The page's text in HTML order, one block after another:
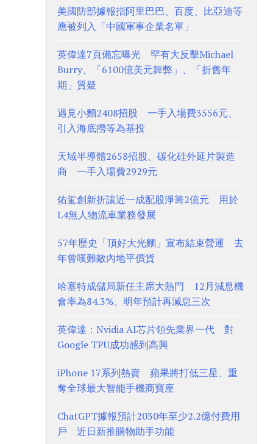
美國防部據報指阿里巴巴、百度、比亞迪等
應被列入「中國軍事企業名單」
英偉達7頁備忘曝光 罕有大反擊Michael
Burry、「6100億美元舞弊」、「折舊年
期」質疑
遇見小麵2408招股 一手入場費3556元、
引入海底撈等為基投
天域半導體2658招股、碳化硅外延片製造
商 一手入場費2929元
佑駕創新折讓近一成配股淨籌2億元 用於
L4無人物流車業務發展
57年歷史「頂好大光麵」宣布結束營運 去
年曾嘆難敵內地平價貨
哈塞特成儲局新任主席大熱門 12月減息機
會率為84.3%、明年預計再減息三次
英偉達：Nvidia AI芯片領先業界一代 對
Google TPU成功感到高興
iPhone 17系列熱賣 蘋果將打低三星、重
奪全球最大智能手機商寶座
ChatGPT據報預計2030年至少2.2億付費用
戶 近日新推購物助手功能